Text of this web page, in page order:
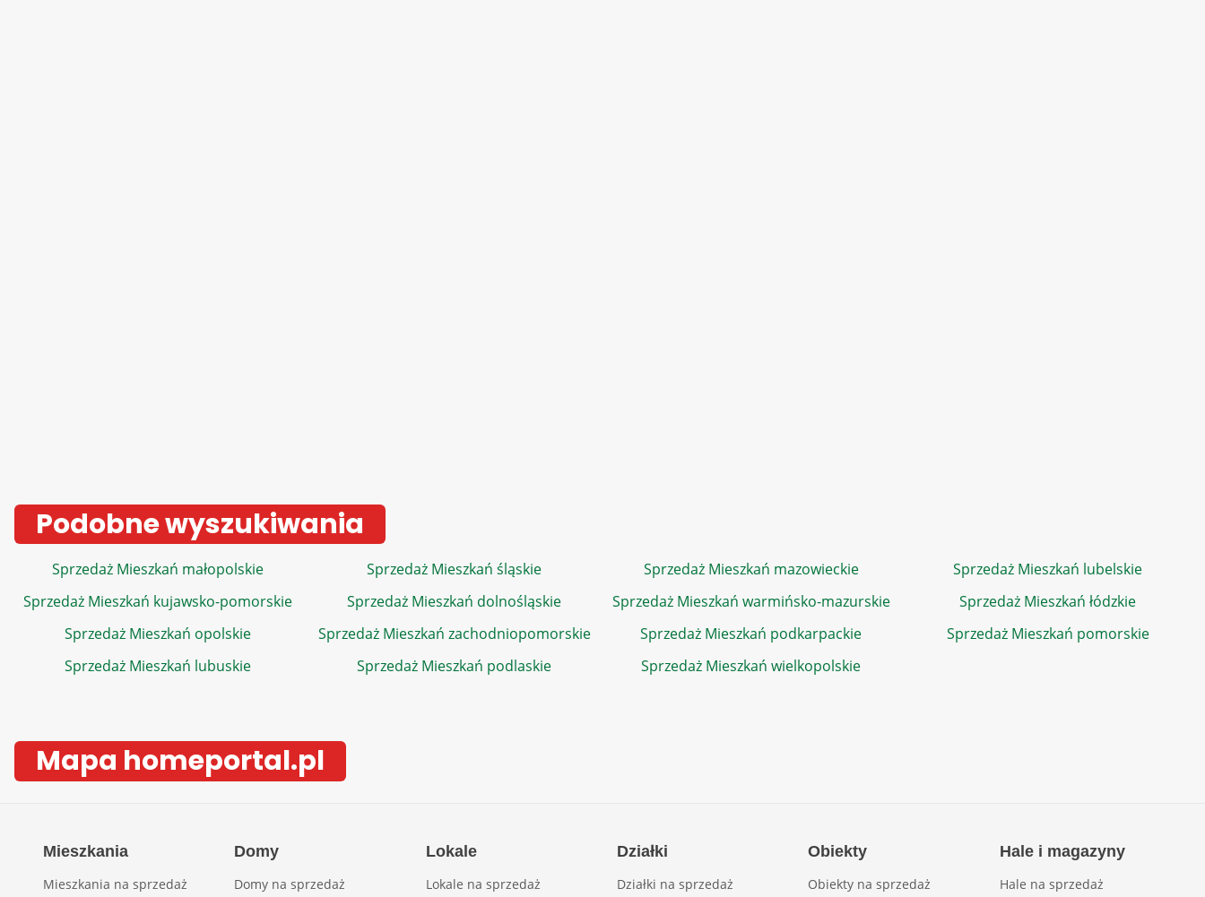
Podobne wyszukiwania
Sprzedaż Mieszkań małopolskie Sprzedaż Mieszkań śląskie Sprzedaż Mieszkań mazowieckie
Sprzedaż Mieszkań lubelskie
Sprzedaż Mieszkań kujawsko-pomorskie
Sprzedaż Mieszkań dolnośląskie Sprzedaż Mieszkań warmińsko-mazurskie
Sprzedaż Mieszkań łódzkie
Sprzedaż Mieszkań opolskie
Sprzedaż Mieszkań zachodniopomorskie Sprzedaż Mieszkań podkarpackie
Sprzedaż Mieszkań pomorskie
Sprzedaż Mieszkań lubuskie
Sprzedaż Mieszkań podlaskie Sprzedaż Mieszkań wielkopolskie
Mapa homeportal.pl
Mieszkania
Mieszkania na sprzedaż
Domy
Domy na sprzedaż
Lokale
Lokale na sprzedaż
Działki
Działki na sprzedaż
Obiekty
Obiekty na sprzedaż
Hale i magazyny
Hale na sprzedaż